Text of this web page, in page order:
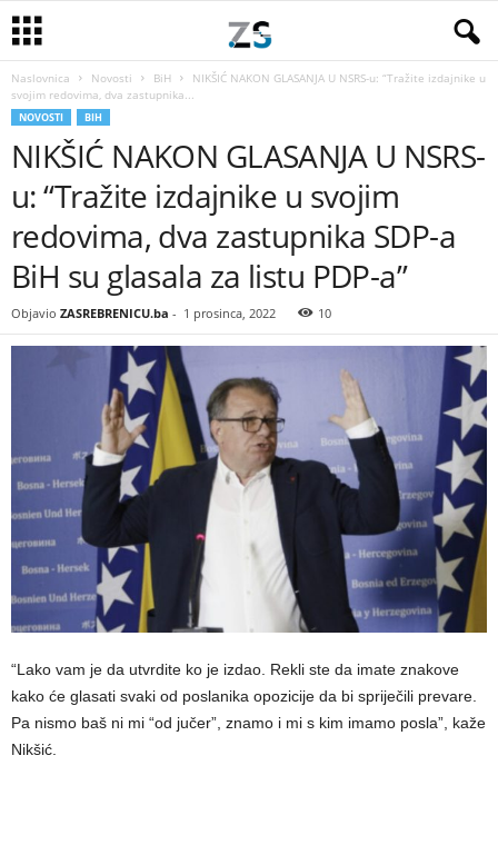
Naslovnica Novosti BiH
NIKŠIĆ NAKON GLASANJA U NSRS-u: “Tražite izdajnike u
svojim redovima, dva zastupnika...
NOVOSTI BIH
NIKŠIĆ NAKON GLASANJA U NSRS-
u: “Tražite izdajnike u svojim
redovima, dva zastupnika SDP-a
BiH su glasala za listu PDP-a”
Objavio ZASREBRENICU.ba - 1 prosinca, 2022 10
“Lako vam je da utvrdite ko je izdao. Rekli ste da imate znakove
kako će glasati svaki od poslanika opozicije da bi spriječili prevare.
Pa nismo baš ni mi “od jučer”, znamo i mi s kim imamo posla”, kaže
Nikšić.